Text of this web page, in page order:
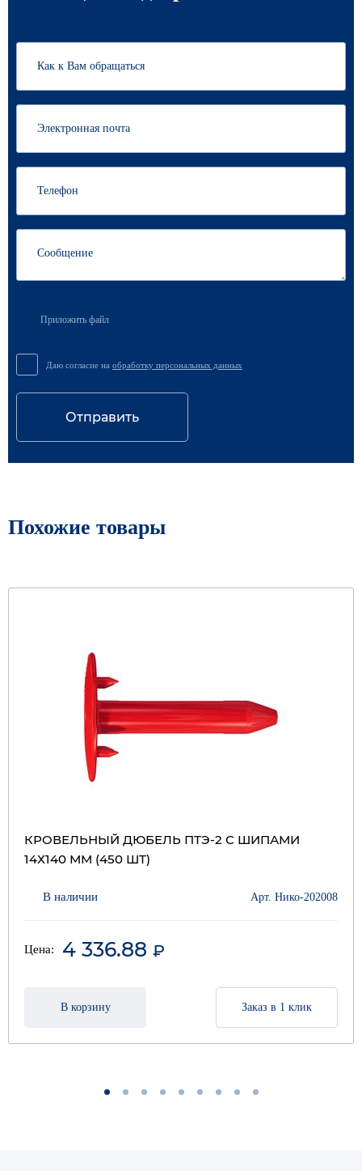
Приложить файл
Даю согласие на обработку персональных данных
Отправить
Похожие товары
КРОВЕЛЬНЫЙ ДЮБЕЛЬ ПТЭ-2 С ШИПАМИ
14Х140 ММ (450 ШТ)
В наличии Арт. Нико-202008
Цена: 4 336.88 ₽
В корзину Заказ в 1 клик
1 2 3 4 5 6 7 8 9